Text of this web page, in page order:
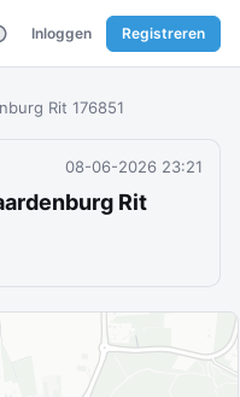
Inloggen Registreren
Rit 176851
08-06-2026 23:21
Rit